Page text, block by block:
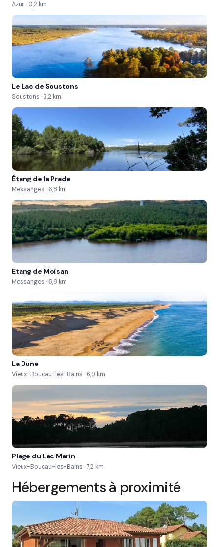
Azur · 0,2 km
Le Lac de Soustons
Soustons · 3,2 km
Étang de la Prade
Messanges · 6,8 km
Etang de Moïsan
Messanges · 6,8 km
La Dune
Vieux-Boucau-les-Bains · 6,9 km
Plage du Lac Marin
Vieux-Boucau-les-Bains · 7,2 km
Hébergements à proximité